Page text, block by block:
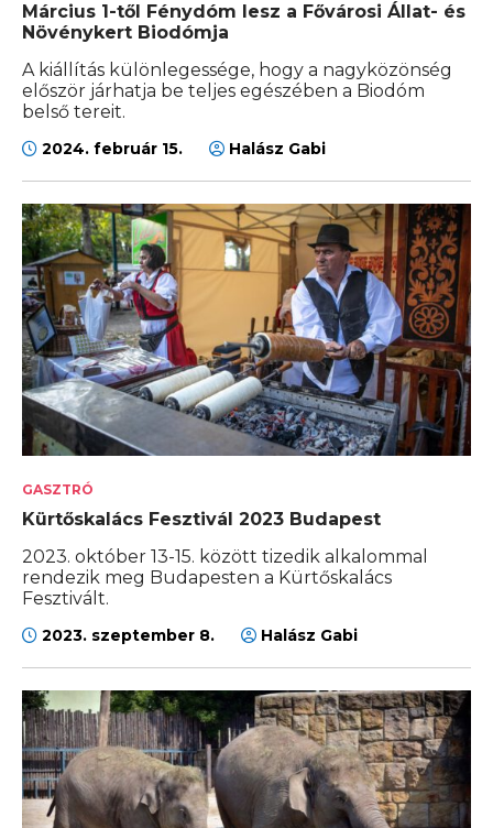
Március 1-től Fénydóm lesz a Fővárosi Állat- és
Növénykert Biodómja
A kiállítás különlegessége, hogy a nagyközönség
először járhatja be teljes egészében a Biodóm
belső tereit.
2024. február 15. Halász Gabi
GASZTRÓ
Kürtőskalács Fesztivál 2023 Budapest
2023. október 13-15. között tizedik alkalommal
rendezik meg Budapesten a Kürtőskalács
Fesztivált.
2023. szeptember 8. Halász Gabi